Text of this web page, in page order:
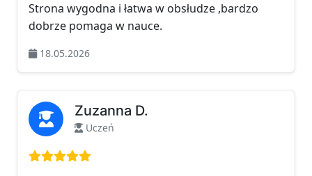
Strona wygodna i łatwa w obsłudze ,bardzo
dobrze pomaga w nauce.
18.05.2026
Zuzanna D.
Uczeń
Ocena: 5 na 5